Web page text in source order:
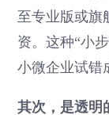
至专业版或旗
资。这种“小
小微企业试错
其次，是透明